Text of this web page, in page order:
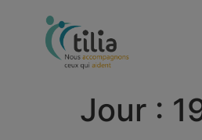
Jour :